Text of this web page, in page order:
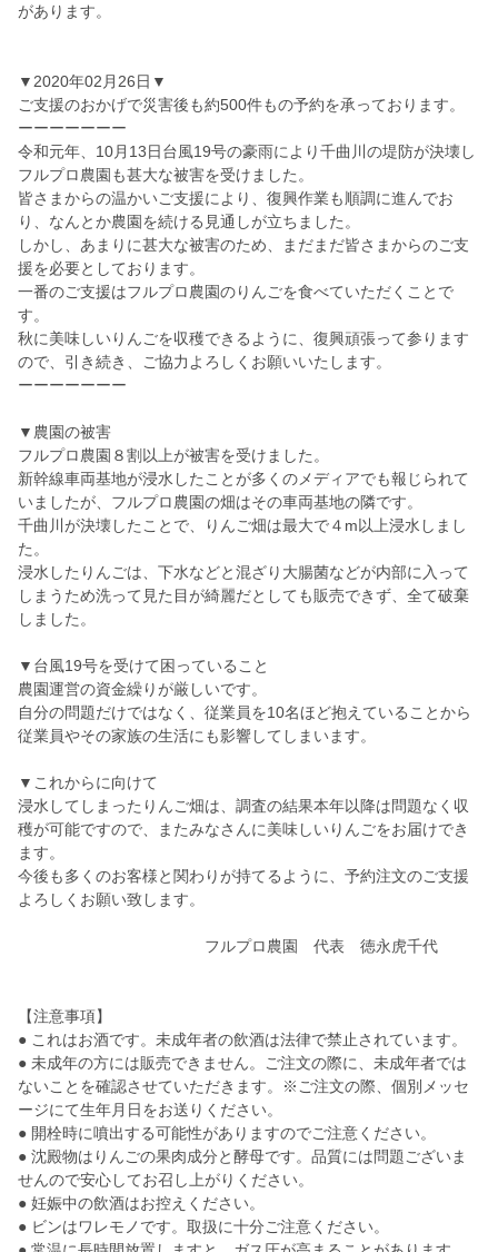
があります。
▼2020年02月26日▼
ご支援のおかげで災害後も約500件もの予約を承っております。
ーーーーーーー
令和元年、10月13日台風19号の豪雨により千曲川の堤防が決壊し
フルプロ農園も甚大な被害を受けました。
皆さまからの温かいご支援により、復興作業も順調に進んでお
り、なんとか農園を続ける見通しが立ちました。
しかし、あまりに甚大な被害のため、まだまだ皆さまからのご支
援を必要としております。
一番のご支援はフルプロ農園のりんごを食べていただくことで
す。
秋に美味しいりんごを収穫できるように、復興頑張って参ります
ので、引き続き、ご協力よろしくお願いいたします。
ーーーーーーー
▼農園の被害
フルプロ農園８割以上が被害を受けました。
新幹線車両基地が浸水したことが多くのメディアでも報じられて
いましたが、フルプロ農園の畑はその車両基地の隣です。
千曲川が決壊したことで、りんご畑は最大で４m以上浸水しまし
た。
浸水したりんごは、下水などと混ざり大腸菌などが内部に入って
しまうため洗って見た目が綺麗だとしても販売できず、全て破棄
しました。
▼台風19号を受けて困っていること
農園運営の資金繰りが厳しいです。
自分の問題だけではなく、従業員を10名ほど抱えていることから
従業員やその家族の生活にも影響してしまいます。
▼これからに向けて
浸水してしまったりんご畑は、調査の結果本年以降は問題なく収
穫が可能ですので、またみなさんに美味しいりんごをお届けでき
ます。
今後も多くのお客様と関わりが持てるように、予約注文のご支援
よろしくお願い致します。
フルプロ農園 代表 徳永虎千代
【注意事項】
● これはお酒です。未成年者の飲酒は法律で禁止されています。
● 未成年の方には販売できません。ご注文の際に、未成年者では
ないことを確認させていただきます。※ご注文の際、個別メッセ
ージにて生年月日をお送りください。
● 開栓時に噴出する可能性がありますのでご注意ください。
● 沈殿物はりんごの果肉成分と酵母です。品質には問題ございま
せんので安心してお召し上がりください。
● 妊娠中の飲酒はお控えください。
● ビンはワレモノです。取扱に十分ご注意ください。